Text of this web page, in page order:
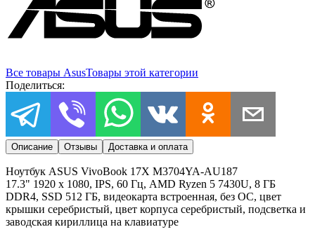
Все товары AsusТовары этой категории
Поделиться:
Описание Отзывы Доставка и оплата
Ноутбук ASUS VivoBook 17X M3704YA-AU187
17.3" 1920 x 1080, IPS, 60 Гц, AMD Ryzen 5 7430U, 8 ГБ
DDR4, SSD 512 ГБ, видеокарта встроенная, без ОС, цвет
крышки серебристый, цвет корпуса серебристый, подсветка и
заводская кириллица на клавиатуре